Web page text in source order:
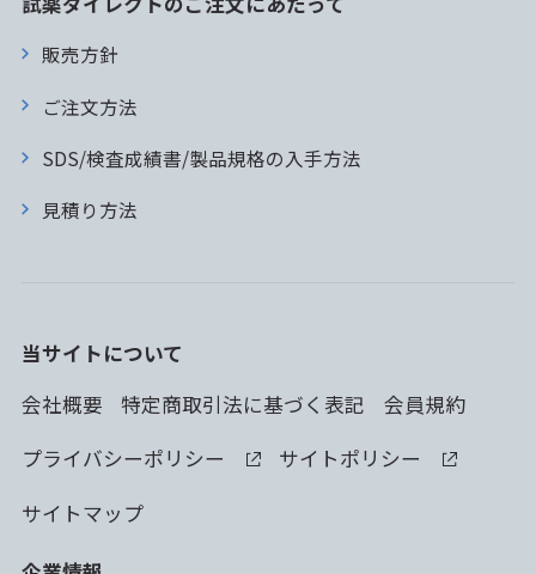
販売方針
ご注文方法
SDS/検査成績書/製品規格の入手方法
見積り方法
当サイトについて
会社概要
特定商取引法に基づく表記
会員規約
プライバシーポリシー
サイトポリシー
サイトマップ